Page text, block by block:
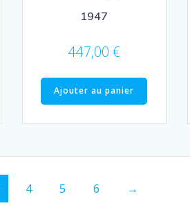
1947
447,00 €
Ajouter au panier
4 5 6 →